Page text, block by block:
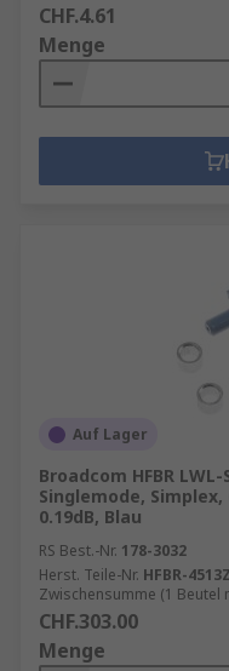
CHF.4.61
Menge
Auf Lager
Broadcom HFBR
Singlemode,
0.19dB, Blau
RS Best.-Nr. 178-3032
Herst. Teile-Nr. HFBR-4513Z
Zwischensumme (1 Beutel
CHF.303.00
Menge